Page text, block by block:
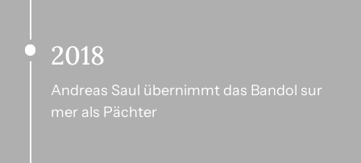
2018
Andreas Saul übernimmt das Bandol sur
mer als Pächter